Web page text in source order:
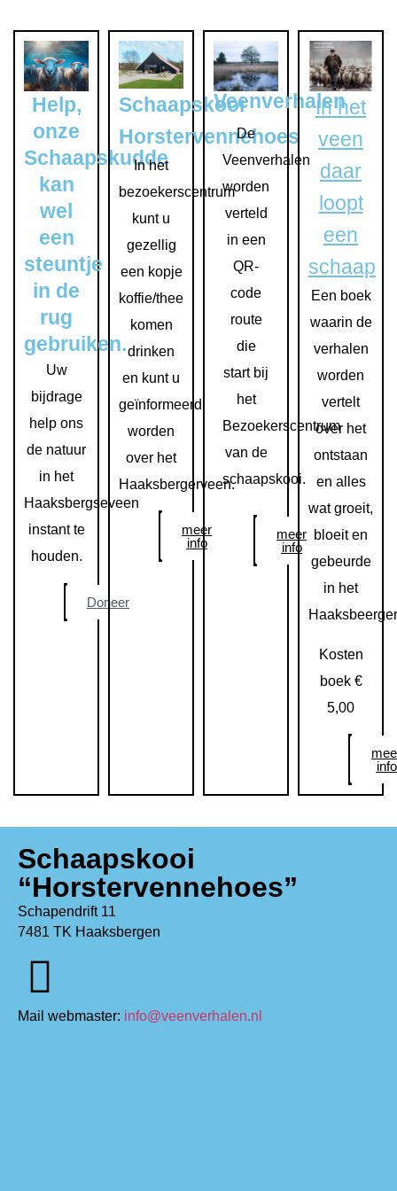
Help,
onze
Schaapskudde
kan
wel
een
steuntje
in de
rug
gebruiken.
Uw
bijdrage
help ons
de natuur
in het
Haaksbergseveen
instant te
houden.
Doneer
Schaapskooi
Horstervennehoes
In het
bezoekerscentrum
kunt u
gezellig
een kopje
koffie/thee
komen
drinken
en kunt u
geïnformeerd
worden
over het
Haaksbergerveen.
meer
info
Veenverhalen
De
Veenverhalen
worden
verteld
in een
QR-
code
route
die
start bij
het
Bezoekerscentrum
van de
schaapskooi.
meer
info
In het
veen
daar
loopt
een
schaap
Een boek
waarin de
verhalen
worden
vertelt
over het
ontstaan
en alles
wat groeit,
bloeit en
gebeurde
in het
Kosten
boek €
5,00
info
Schaapskooi
“Horstervennehoes”
Schapendrift 11
7481 TK Haaksbergen
Mail webmaster: info@veenverhalen.nl